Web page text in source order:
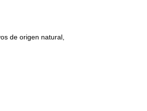
de origen natural,